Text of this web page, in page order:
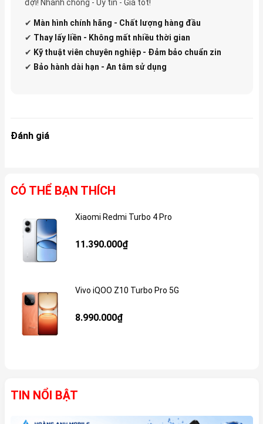
đợi! Nhanh chóng - Uy tín - Giá tốt!
✔ Màn hình chính hãng - Chất lượng hàng đầu
✔ Thay lấy liền - Không mất nhiều thời gian
✔ Kỹ thuật viên chuyên nghiệp - Đảm bảo chuẩn zin
✔ Bảo hành dài hạn - An tâm sử dụng
Đánh giá
CÓ THỂ BẠN THÍCH
Xiaomi Redmi Turbo 4 Pro
11.390.000₫
Vivo iQOO Z10 Turbo Pro 5G
8.990.000₫
TIN NỔI BẬT